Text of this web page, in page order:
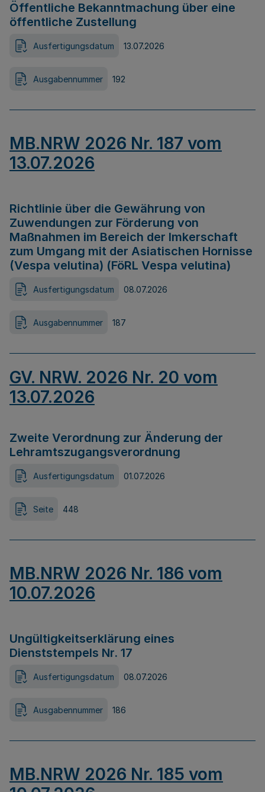
Öffentliche Bekanntmachung über eine
öffentliche Zustellung
Ausfertigungsdatum 13.07.2026
Ausgabennummer 192
MB.NRW 2026 Nr. 187 vom
13.07.2026
Richtlinie über die Gewährung von
Zuwendungen zur Förderung von
Maßnahmen im Bereich der Imkerschaft
zum Umgang mit der Asiatischen Hornisse
(Vespa velutina) (FöRL Vespa velutina)
Ausfertigungsdatum 08.07.2026
Ausgabennummer 187
GV. NRW. 2026 Nr. 20 vom
13.07.2026
Zweite Verordnung zur Änderung der
Lehramtszugangsverordnung
Ausfertigungsdatum 01.07.2026
Seite 448
MB.NRW 2026 Nr. 186 vom
10.07.2026
Ungültigkeitserklärung eines
Dienststempels Nr. 17
Ausfertigungsdatum 08.07.2026
Ausgabennummer 186
MB.NRW 2026 Nr. 185 vom